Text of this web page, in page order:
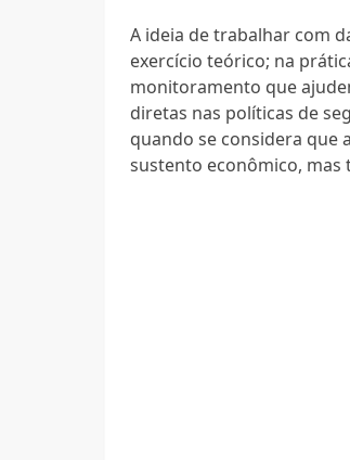
A ideia de trabalhar com
exercício teórico; na
monitoramento que
diretas nas políticas de
quando se considera que
sustento econômico, mas